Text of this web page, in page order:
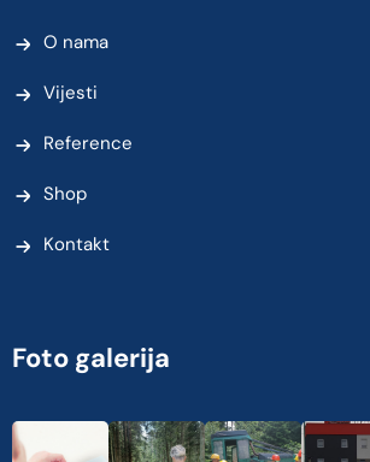
O nama
Vijesti
Reference
Shop
Kontakt
Foto galerija